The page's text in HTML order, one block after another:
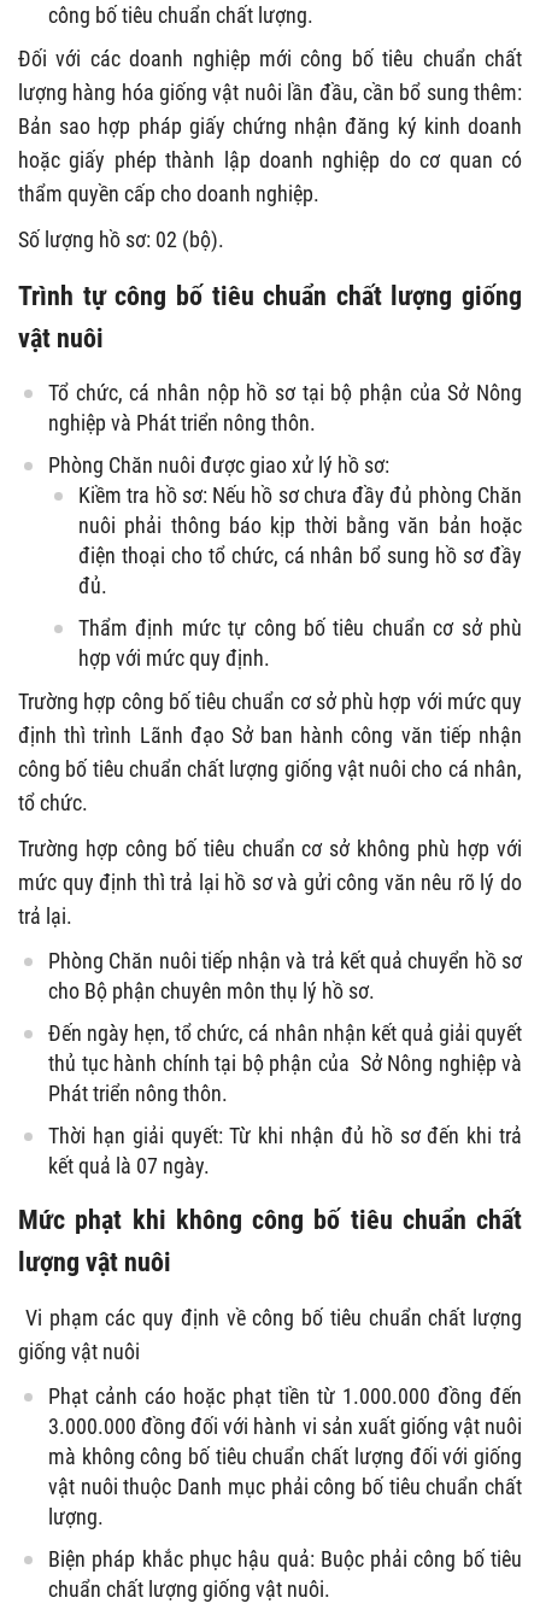
công bố tiêu chuẩn chất lượng.
Đối với các doanh nghiệp mới công bố tiêu chuẩn chất
lượng hàng hóa giống vật nuôi lần đầu, cần bổ sung thêm:
Bản sao hợp pháp giấy chứng nhận đăng ký kinh doanh
hoặc giấy phép thành lập doanh nghiệp do cơ quan có
thẩm quyền cấp cho doanh nghiệp.
Số lượng hồ sơ: 02 (bộ).
Trình tự công bố tiêu chuẩn chất lượng giống
vật nuôi
Tổ chức, cá nhân nộp hồ sơ tại bộ phận của Sở Nông
nghiệp và Phát triển nông thôn.
Phòng Chăn nuôi được giao xử lý hồ sơ:
Kiềm tra hồ sơ: Nếu hồ sơ chưa đầy đủ phòng Chăn
nuôi phải thông báo kịp thời bằng văn bản hoặc
điện thoại cho tổ chức, cá nhân bổ sung hồ sơ đầy
đủ.
Thẩm định mức tự công bố tiêu chuẩn cơ sở phù
hợp với mức quy định.
Trường hợp công bố tiêu chuẩn cơ sở phù hợp với mức quy
định thì trình Lãnh đạo Sở ban hành công văn tiếp nhận
công bố tiêu chuẩn chất lượng giống vật nuôi cho cá nhân,
tổ chức.
Trường hợp công bố tiêu chuẩn cơ sở không phù hợp với
mức quy định thì trả lại hồ sơ và gửi công văn nêu rõ lý do
trả lại.
Phòng Chăn nuôi tiếp nhận và trả kết quả chuyển hồ sơ
cho Bộ phận chuyên môn thụ lý hồ sơ.
Đến ngày hẹn, tổ chức, cá nhân nhận kết quả giải quyết
thủ tục hành chính tại bộ phận của Sở Nông nghiệp và
Phát triển nông thôn.
Thời hạn giải quyết: Từ khi nhận đủ hồ sơ đến khi trả
kết quả là 07 ngày.
Mức phạt khi không công bố tiêu chuẩn chất
lượng vật nuôi
Vi phạm các quy định về công bố tiêu chuẩn chất lượng
giống vật nuôi
Phạt cảnh cáo hoặc phạt tiền từ 1.000.000 đồng đến
3.000.000 đồng đối với hành vi sản xuất giống vật nuôi
mà không công bố tiêu chuẩn chất lượng đối với giống
vật nuôi thuộc Danh mục phải công bố tiêu chuẩn chất
lượng.
Biện pháp khắc phục hậu quả: Buộc phải công bố tiêu
chuẩn chất lượng giống vật nuôi.